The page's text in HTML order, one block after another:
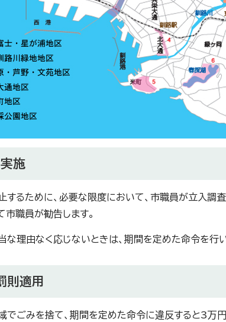
施
するために、必要な限度において、市職員が立入調
市職員が勧告します。
な理由なく応じないときは、期間を定めた命令を行い
則適用
でごみを捨て、期間を定めた命令に違反すると3万